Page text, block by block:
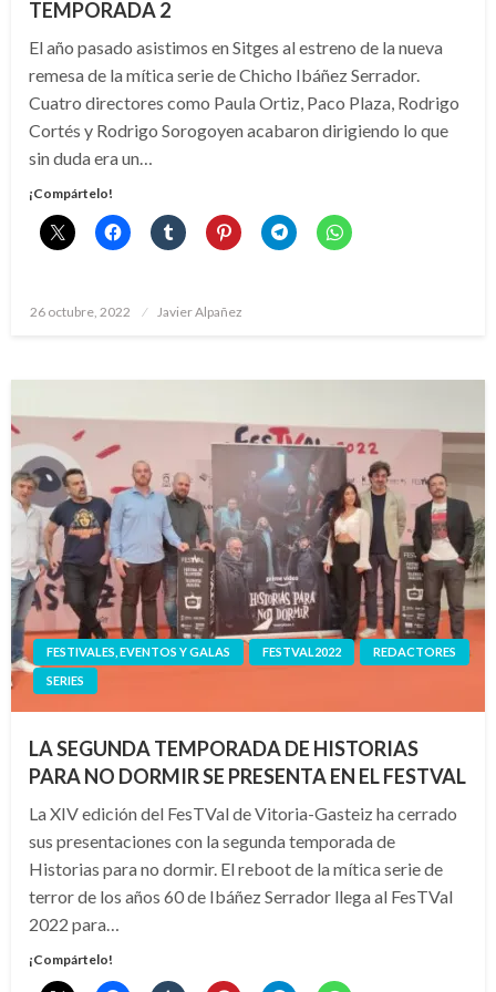
TEMPORADA 2
El año pasado asistimos en Sitges al estreno de la nueva
remesa de la mítica serie de Chicho Ibáñez Serrador.
Cuatro directores como Paula Ortiz, Paco Plaza, Rodrigo
Cortés y Rodrigo Sorogoyen acabaron dirigiendo lo que
sin duda era un…
¡Compártelo!
Publicado
26 octubre, 2022 Javier Alpañez
FESTIVALES, EVENTOS Y GALAS FESTVAL2022
REDACTORES
SERIES
LA SEGUNDA TEMPORADA DE HISTORIAS
PARA NO DORMIR SE PRESENTA EN EL FESTVAL
La XIV edición del FesTVal de Vitoria-Gasteiz ha cerrado
sus presentaciones con la segunda temporada de
Historias para no dormir. El reboot de la mítica serie de
terror de los años 60 de Ibáñez Serrador llega al FesTVal
2022 para…
¡Compártelo!